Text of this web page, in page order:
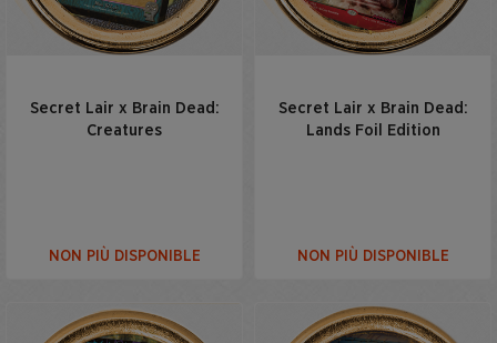
Secret Lair x Brain Dead:
Creatures
NON PIÙ DISPONIBLE
Secret Lair x Brain Dead:
Lands Foil Edition
NON PIÙ DISPONIBLE